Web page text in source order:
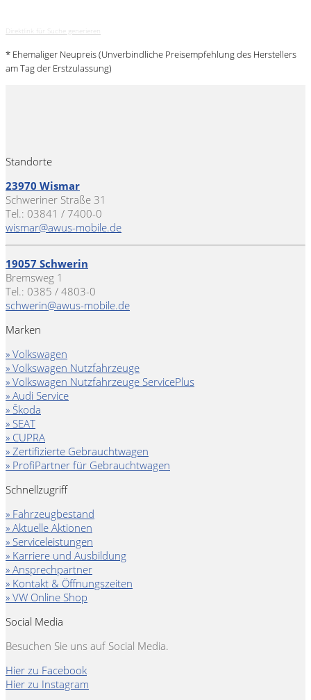
Direktlink für Suche generieren
* Ehemaliger Neupreis (Unverbindliche Preisempfehlung des Herstellers
am Tag der Erstzulassung)
Standorte
23970 Wismar
Schweriner Straße 31
Tel.: 03841 / 7400-0
wismar@awus-mobile.de
19057 Schwerin
Bremsweg 1
Tel.: 0385 / 4803-0
schwerin@awus-mobile.de
Marken
» Volkswagen
» Volkswagen Nutzfahrzeuge
» Volkswagen Nutzfahrzeuge ServicePlus
» Audi Service
» Škoda
» SEAT
» CUPRA
» Zertifizierte Gebrauchtwagen
» ProfiPartner für Gebrauchtwagen
Schnellzugriff
» Fahrzeugbestand
» Aktuelle Aktionen
» Serviceleistungen
» Karriere und Ausbildung
» Ansprechpartner
» Kontakt & Öffnungszeiten
» VW Online Shop
Social Media
Besuchen Sie uns auf Social Media.
Hier zu Facebook
Hier zu Instagram